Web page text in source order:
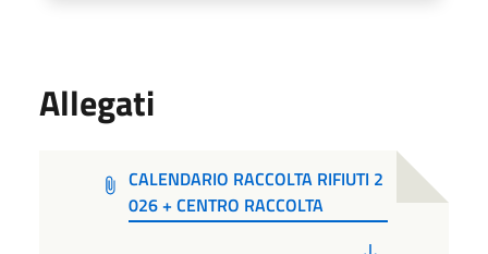
Allegati
CALENDARIO RACCOLTA RIFIUTI 2
026 + CENTRO RACCOLTA